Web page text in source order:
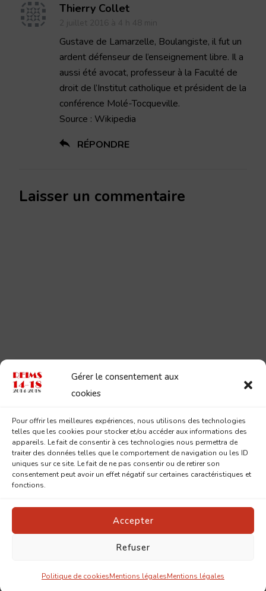
Gérer le consentement aux
cookies
Pour offrir les meilleures expériences, nous utilisons des technologies
telles que les cookies pour stocker et/ou accéder aux informations des
appareils. Le fait de consentir à ces technologies nous permettra de
traiter des données telles que le comportement de navigation ou les ID
uniques sur ce site. Le fait de ne pas consentir ou de retirer son
consentement peut avoir un effet négatif sur certaines caractéristiques et
fonctions.
Accepter
Refuser
Politique de cookiesMentions légalesMentions légales
Thierry Collet
Gustave de Lamarzelle, Boulangiste, il fut un
ardent défenseur de l’enseignement libre. Il a
aussi été avocat, professeur à la Faculté de
droit de l’Institut catholique et président de la
conférence Molé-Tocqueville.
Source : Wikipedia
RÉPONDRE
Laisser un commentaire
Reims 14-18. Tous droits réservés.